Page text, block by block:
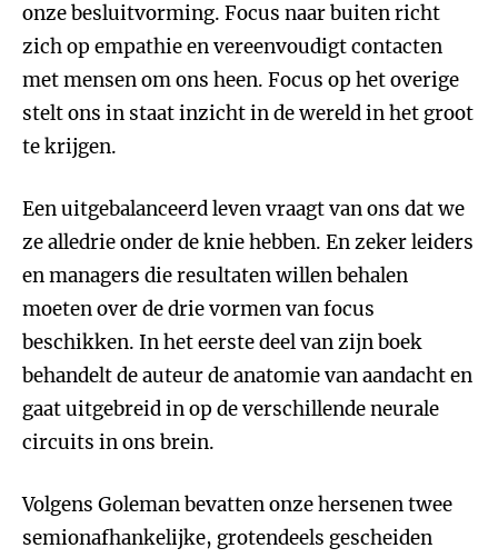
onze besluitvorming. Focus naar buiten richt
zich op empathie en vereenvoudigt contacten
met mensen om ons heen. Focus op het overige
stelt ons in staat inzicht in de wereld in het groot
te krijgen.
Een uitgebalanceerd leven vraagt van ons dat we
ze alledrie onder de knie hebben. En zeker leiders
en managers die resultaten willen behalen
moeten over de drie vormen van focus
beschikken. In het eerste deel van zijn boek
behandelt de auteur de anatomie van aandacht en
gaat uitgebreid in op de verschillende neurale
circuits in ons brein.
Volgens Goleman bevatten onze hersenen twee
semionafhankelijke, grotendeels gescheiden